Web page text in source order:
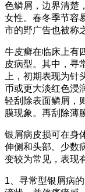
色鳞屑，边界清楚
女性。春冬季节容
市的野广告也被称
牛皮癣在临床上有
皮病型。其中，寻
上，初期表现为针
币或更大淡红色浸
轻刮除表面鳞屑，
膜现象。再刮除薄
银屑病皮损可在身
伸侧和头部。少数
变较为常见，表现
1、寻常型银屑病